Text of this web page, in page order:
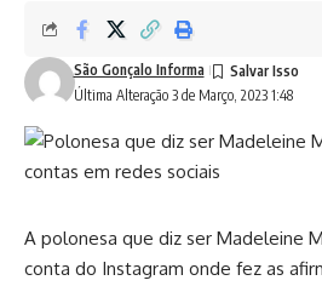
Última Alteração 3 de Março, 2023 1:48
São Gonçalo Informa
A polonesa que diz ser Madeleine
conta do Instagram onde fez as